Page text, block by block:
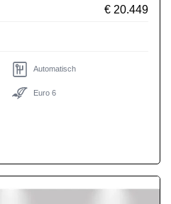
€ 20.449
Automatisch
Euro 6